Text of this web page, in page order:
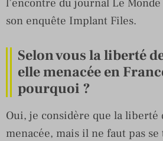
l’encontre du journal Le
son enquête Implant Files.
Selon vous la liberté
elle menacée en
pourquoi ?
Oui, je considère que la liberté
menacée, mais il ne faut pas